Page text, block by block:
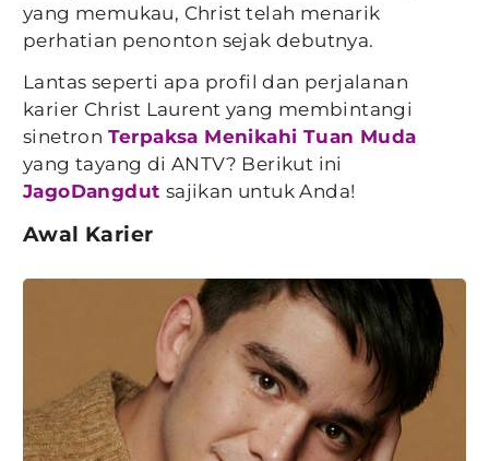
yang memukau, Christ telah menarik
perhatian penonton sejak debutnya.
Lantas seperti apa profil dan perjalanan
karier Christ Laurent yang membintangi
sinetron Terpaksa Menikahi Tuan Muda
yang tayang di ANTV? Berikut ini
JagoDangdut sajikan untuk Anda!
Awal Karier